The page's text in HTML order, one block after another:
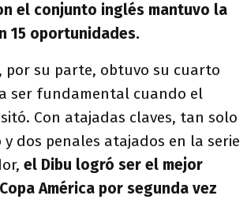
el conjunto inglés mantuvo la
15 oportunidades.
por su parte, obtuvo su cuarto
ser fundamental cuando el
Con atajadas claves, tan solo
y dos penales atajados en la serie
el Dibu logró ser el mejor
América por segunda vez